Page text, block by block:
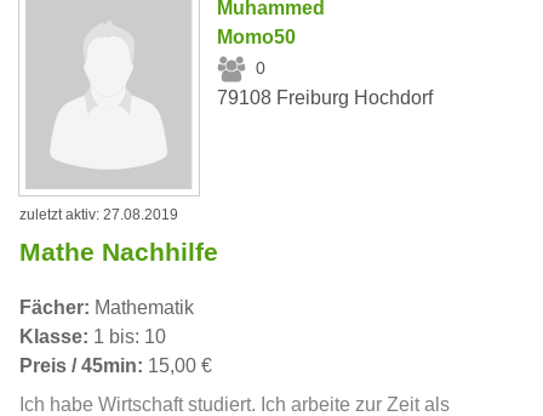
Muhammed
Momo50
0
79108 Freiburg Hochdorf
zuletzt aktiv: 27.08.2019
Mathe Nachhilfe
Fächer: Mathematik
Klasse: 1 bis: 10
Preis / 45min: 15,00 €
Ich habe Wirtschaft studiert. Ich arbeite zur Zeit als